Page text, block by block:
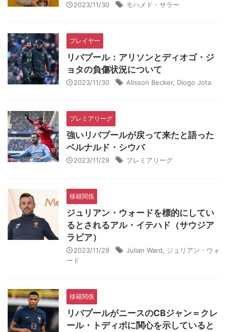
2023/11/30 モハメド・サラー
プレイヤー
リバプール：アリソンとディオゴ・ジ
ョタの負傷状況について
2023/11/30 Alisson Becker, Diogo Jota
プレミアリーグ
強いリバプールが戻って来たと語った
ベルナルド・シウバ
2023/11/29 プレミアリーグ
移籍関係
ジュリアン・ウォードを標的にしてい
るとされるアル・イテハド（サウジア
ラビア）
2023/11/29 Julian Ward
ジュリアン・ウォ
ード
移籍関係
リバプールがニースのCBジャン＝クレ
ール・トディボに関心を示していると